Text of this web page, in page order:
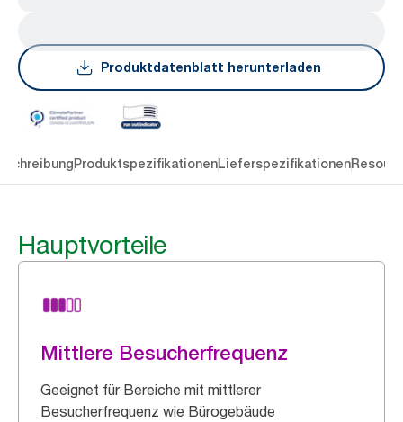
Produktdatenblatt herunterladen
ProduktspezifikationenLieferspezifikationen
Hauptvorteile
Mittlere Besucherfrequenz
Geeignet für Bereiche mit mittlerer
Besucherfrequenz wie Bürogebäude